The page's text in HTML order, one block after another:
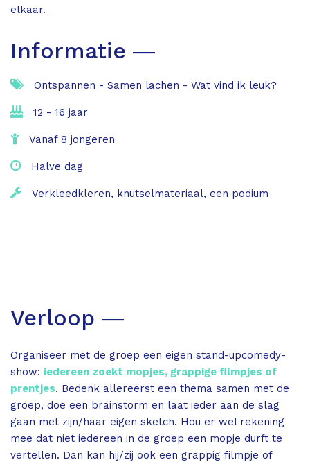
elkaar.
Informatie ―
Ontspannen - Samen lachen - Wat vind ik leuk?
12 - 16 jaar
Vanaf 8 jongeren
Halve dag
Verkleedkleren, knutselmateriaal, een podium
Verloop ―
Organiseer met de groep een eigen stand-upcomedy-
show: iedereen zoekt mopjes, grappige filmpjes of
prentjes. Bedenk allereerst een thema samen met de
groep, doe een brainstorm en laat ieder aan de slag
gaan met zijn/haar eigen sketch. Hou er wel rekening
mee dat niet iedereen in de groep een mopje durft te
vertellen. Dan kan hij/zij ook een grappig filmpje of